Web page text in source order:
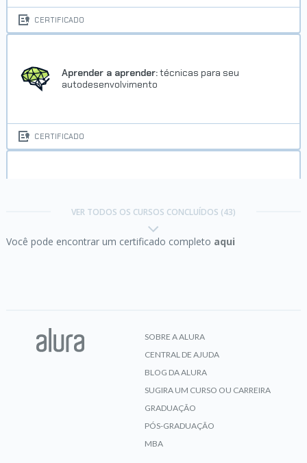
CERTIFICADO
Aprender a aprender:técnicas para seu
autodesenvolvimento
CERTIFICADO
Business Model Canvas:avance no seu modelo
VER TODOS OS CURSOS CONCLUÍDOS (43)
Você pode encontrar um certificado completo aqui
SOBRE A ALURA
CENTRAL DE AJUDA
BLOG DA ALURA
SUGIRA UM CURSO OU CARREIRA
GRADUAÇÃO
PÓS-GRADUAÇÃO
MBA